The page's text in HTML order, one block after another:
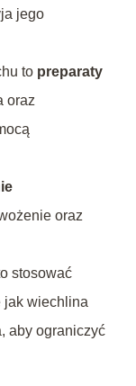
jego
to preparaty
oraz
oraz
stosować
jak wiechlina
aby ograniczyć